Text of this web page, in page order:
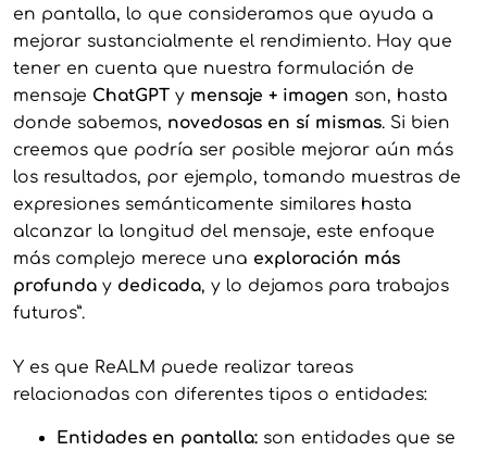
en pantalla, lo que consideramos que ayuda a
mejorar sustancialmente el rendimiento. Hay que
tener en cuenta que nuestra formulación de
mensaje ChatGPTy mensaje + imagen son, hasta
donde sabemos, novedosas en sí mismas. Si bien
creemos que podría ser posible mejorar aún más
los resultados, por ejemplo, tomando muestras de
expresiones semánticamente similares hasta
alcanzar la longitud del mensaje, este enfoque
más complejo merece una exploración más
profunday dedicada, y lo dejamos para trabajos
futuros”.
Y es que ReALM puede realizar tareas
relacionadas con diferentes tipos o entidades:
Entidades en pantalla:son entidades que se